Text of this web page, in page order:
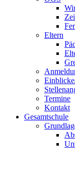
Eltern
Termine
Kontakt
Gesamtschule